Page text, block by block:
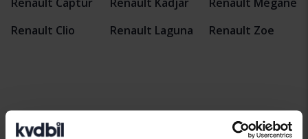
Renault Clio
Renault Laguna
Renault Zoe